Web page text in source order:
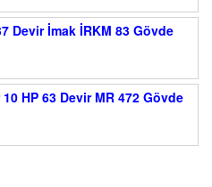
Devir İmak İRKM 83 Gövde
HP 63 Devir MR 472 Gövde